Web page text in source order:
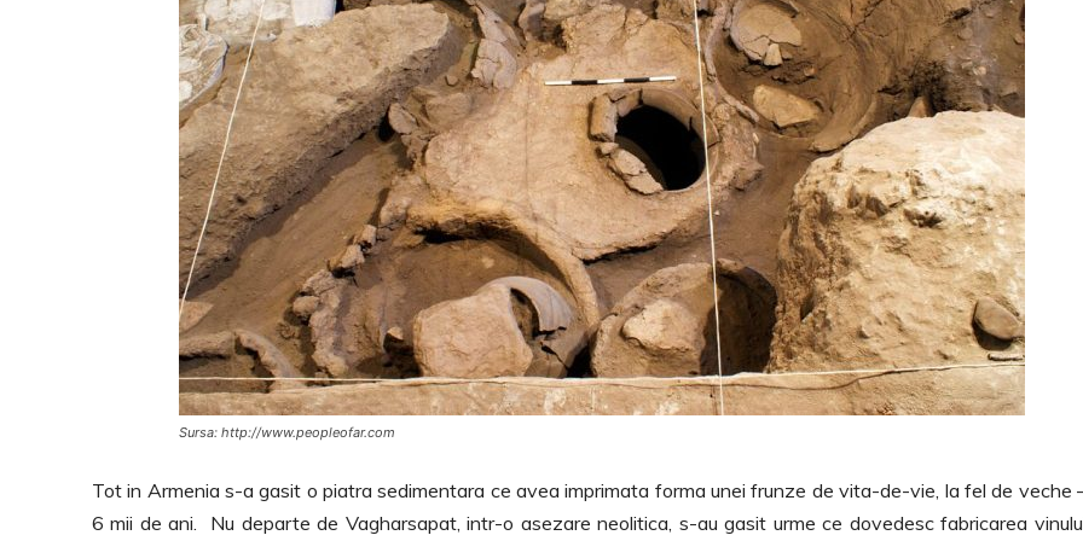
Sursa: http://www.peopleofar.com
Tot in Armenia s-a gasit o piatra sedimentara ce avea imprimata forma unei frunze de vita-de-vie, la fel de veche
6 mii de ani. Nu departe de Vagharsapat, intr-o asezare neolitica, s-au gasit urme ce dovedesc fabricarea